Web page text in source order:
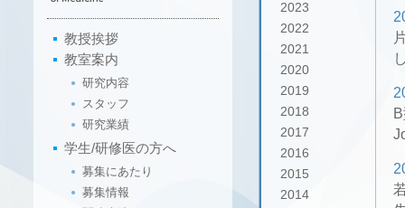
教授挨拶
教室案内
研究内容
スタッフ
研究業績
学生/研修医の方へ
募集にあたり
募集情報
2023
2022
2021
2020
2019
2018
2017
2016
2015
2014